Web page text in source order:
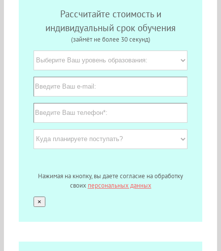
Рассчитайте стоимость и
индивидуальный срок обучения
(займёт не более 30 секунд)
Нажимая на кнопку, вы даете согласие на обработку
своих персональных данных
×